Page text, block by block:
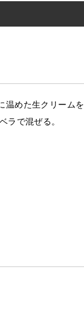
温めた生クリームを
ラで混ぜる。